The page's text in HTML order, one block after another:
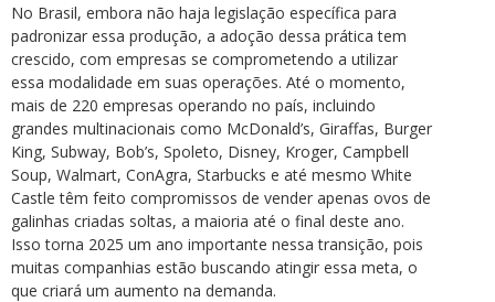
No Brasil, embora não haja legislação específica para
padronizar essa produção, a adoção dessa prática tem
crescido, com empresas se comprometendo a utilizar
essa modalidade em suas operações. Até o momento,
mais de 220 empresas operando no país, incluindo
grandes multinacionais como McDonald’s, Giraffas, Burger
King, Subway, Bob’s, Spoleto, Disney, Kroger, Campbell
Soup, Walmart, ConAgra, Starbucks e até mesmo White
Castle têm feito compromissos de vender apenas ovos de
galinhas criadas soltas, a maioria até o final deste ano.
Isso torna 2025 um ano importante nessa transição, pois
muitas companhias estão buscando atingir essa meta, o
que criará um aumento na demanda.